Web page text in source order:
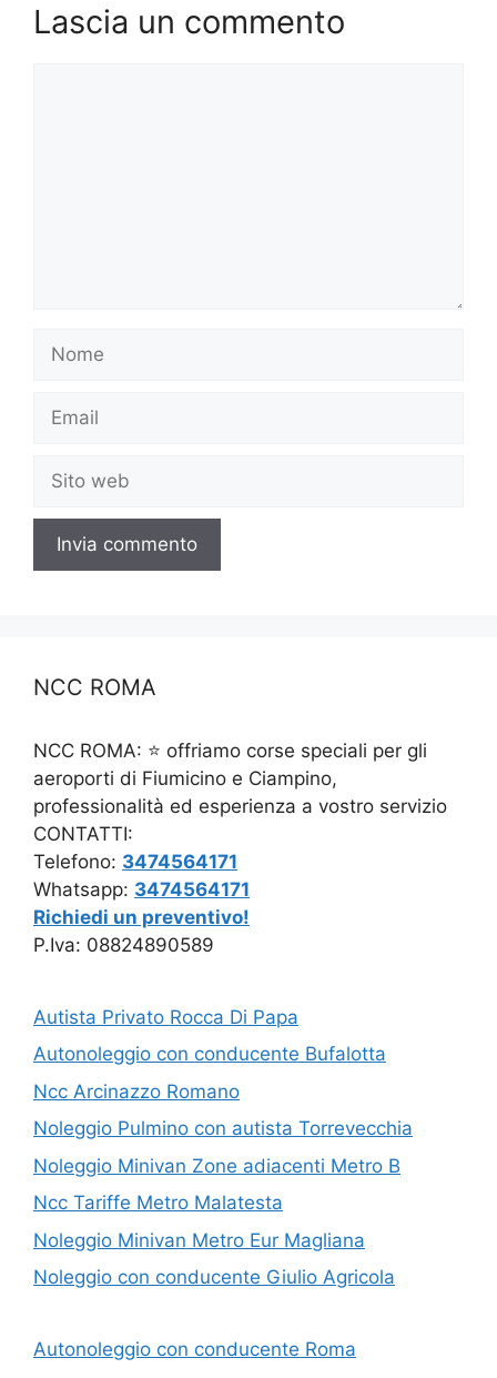
Lascia un commento
web
NCC ROMA
NCC ROMA: ⭐ offriamo corse speciali per gli
aeroporti di Fiumicino e Ciampino,
professionalità ed esperienza a vostro servizio
CONTATTI:
Telefono: 3474564171
Whatsapp: 3474564171
Richiedi un preventivo!
P.Iva: 08824890589
Autista Privato Rocca Di Papa
Autonoleggio con conducente Bufalotta
Ncc Arcinazzo Romano
Noleggio Pulmino con autista Torrevecchia
Noleggio Minivan Zone adiacenti Metro B
Ncc Tariffe Metro Malatesta
Noleggio Minivan Metro Eur Magliana
Noleggio con conducente Giulio Agricola
Autonoleggio con conducente Roma